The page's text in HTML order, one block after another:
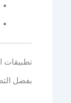
تطبيقات
بفضل